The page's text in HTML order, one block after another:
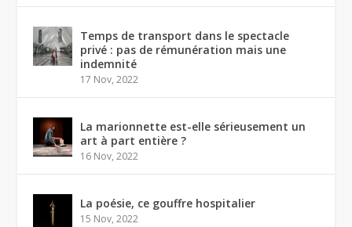
Temps de transport dans le spectacle
privé : pas de rémunération mais une
indemnité
17 Nov, 2022
La marionnette est-elle sérieusement un
art à part entière ?
16 Nov, 2022
La poésie, ce gouffre hospitalier
15 Nov, 2022